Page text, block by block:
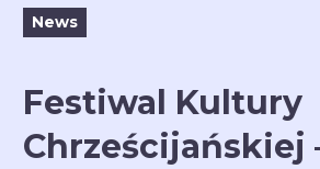
News
Festiwal Kultury
Chrześcijańskiej